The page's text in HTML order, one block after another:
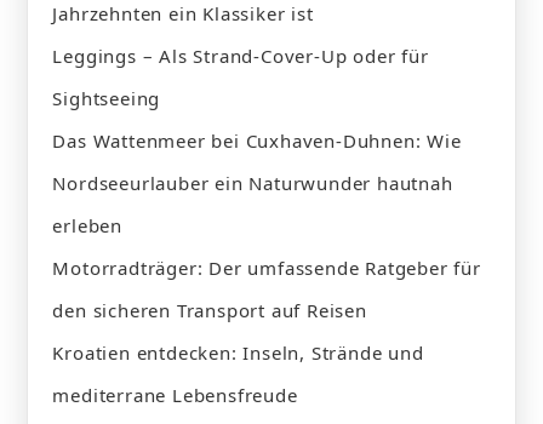
Jahrzehnten ein Klassiker ist
Leggings – Als Strand-Cover-Up oder für
Sightseeing
Das Wattenmeer bei Cuxhaven-Duhnen: Wie
Nordseeurlauber ein Naturwunder hautnah
erleben
Motorradträger: Der umfassende Ratgeber für
den sicheren Transport auf Reisen
Kroatien entdecken: Inseln, Strände und
mediterrane Lebensfreude